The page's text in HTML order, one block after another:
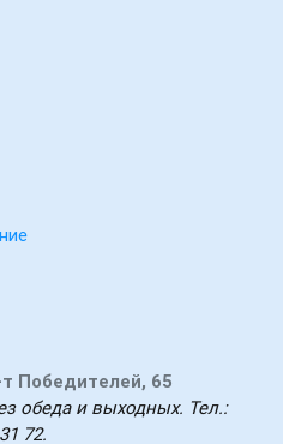
Победителей, 65
обеда и выходных. Тел.:
72.